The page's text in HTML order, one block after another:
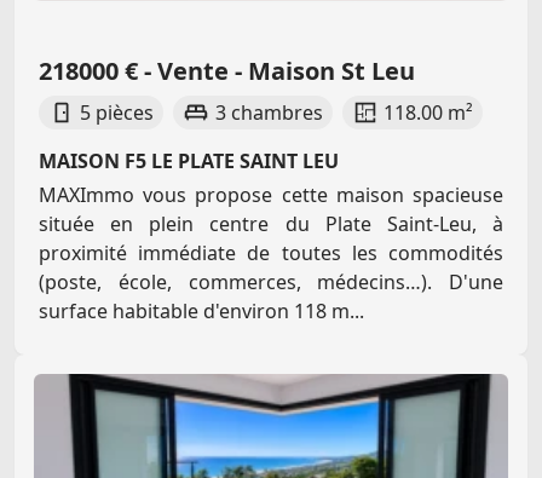
218000 € - Vente - Maison St Leu
5 pièces 3 chambres
118.00 m²
MAISON F5 LE PLATE SAINT LEU
MAXImmo vous propose cette maison spacieuse
située en plein centre du Plate Saint-Leu, à
proximité immédiate de toutes les commodités
(poste, école, commerces, médecins…). D'une
surface habitable d'environ 118 m...